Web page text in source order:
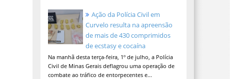
Ação da Polícia Civil em
Curvelo resulta na apreensão
de mais de 430 comprimidos
de ecstasy e cocaína
Na manhã desta terça-feira, 1º de julho, a Polícia
Civil de Minas Gerais deflagrou uma operação de
combate ao tráfico de entorpecentes e...